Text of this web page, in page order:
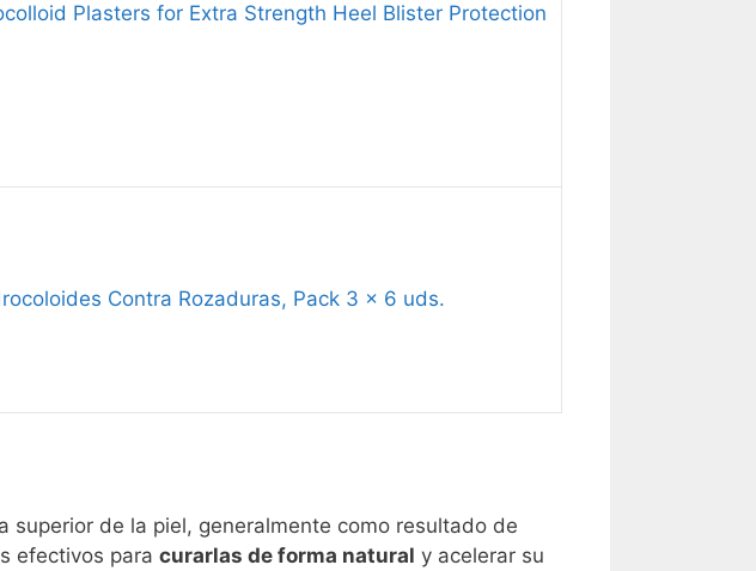
Plasters for Extra Strength Heel Blister Protection
Contra Rozaduras, Pack 3 x 6 uds.
superior de la piel, generalmente como resultado de
efectivos para curarlas de forma natural y acelerar su